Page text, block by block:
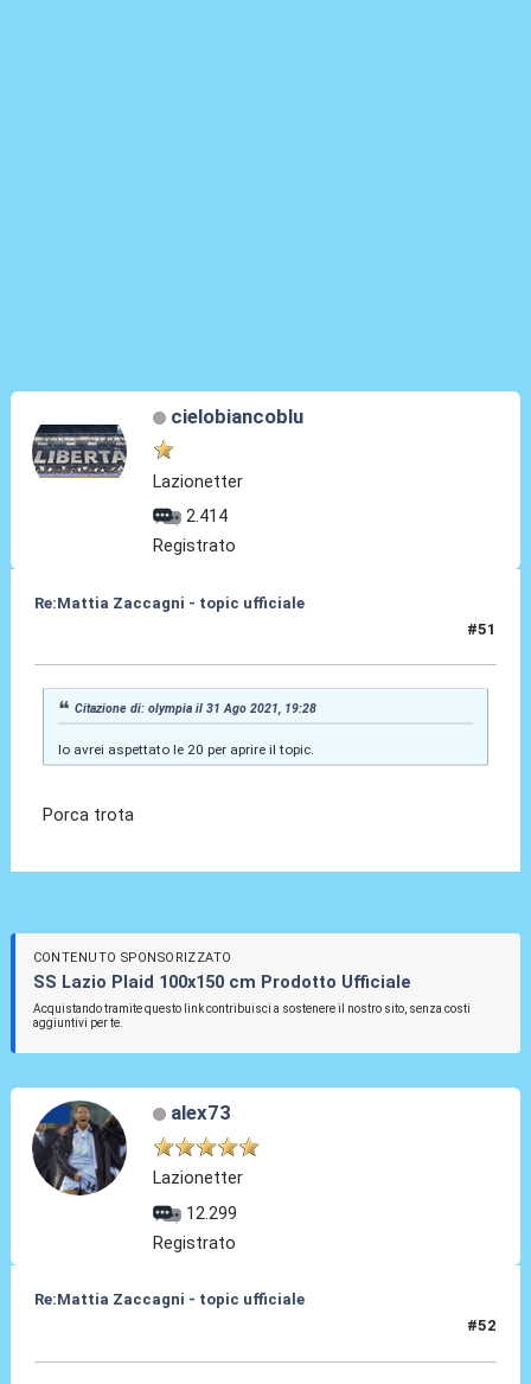
cielobiancoblu
Lazionetter
2.414
Registrato
Re:Mattia Zaccagni - topic ufficiale
#51
Citazione di: olympia il 31 Ago 2021, 19:28
Io avrei aspettato le 20 per aprire il topic.
Porca trota
CONTENUTO SPONSORIZZATO
SS Lazio Plaid 100x150 cm Prodotto Ufficiale
Acquistando tramite questo link contribuisci a sostenere il nostro sito, senza costi
aggiuntivi per te.
alex73
Lazionetter
12.299
Registrato
Re:Mattia Zaccagni - topic ufficiale
#52